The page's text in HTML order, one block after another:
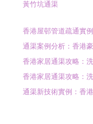
黃竹坑通渠
香港屋邨管道疏通實
通渠案例分析：香港
香港家居通渠攻略：
香港家居通渠攻略：
通渠新技術實例：香